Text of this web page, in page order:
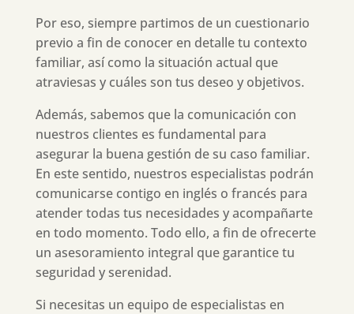
Por eso, siempre partimos de un cuestionario
previo a fin de conocer en detalle tu contexto
familiar, así como la situación actual que
atraviesas y cuáles son tus deseo y objetivos.
Además, sabemos que la comunicación con
nuestros clientes es fundamental para
asegurar la buena gestión de su caso familiar.
En este sentido, nuestros especialistas podrán
comunicarse contigo en inglés o francés para
atender todas tus necesidades y acompañarte
en todo momento. Todo ello, a fin de ofrecerte
un asesoramiento integral que garantice tu
seguridad y serenidad.
Si necesitas un equipo de especialistas en